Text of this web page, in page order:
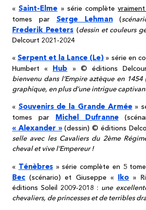
«Saint-Elme » série complète
tomes par Serge Lehman(
Frederik Peeters(dessin et couleurs
Delcourt 2021-2024
«Serpent et la Lance (Le) » série en
Humbert « Hub » © éditions
bienvenu dans l’Empire aztèque en 1454
graphique, en plus d’une intrigue
« Souvenirs de la Grande Armée»
tomes par Michel Dufranne
« Alexander »(dessin) © éditions
selle avec les Cavaliers du 2ème
cheval et vive l’Empereur !
« Ténèbres» série complète en 5
Bec (scénario) et Giuseppe « Iko »
éditions Soleil 2009-2018 : une
chevaliers, de princesses et de terribles